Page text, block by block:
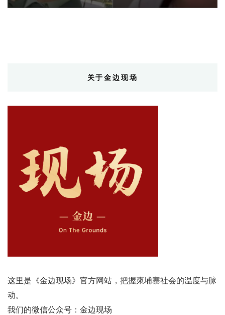
关于金边现场
这里是《金边现场》官方网站，把握柬埔寨社会的温度与脉
动。
我们的微信公众号：金边现场